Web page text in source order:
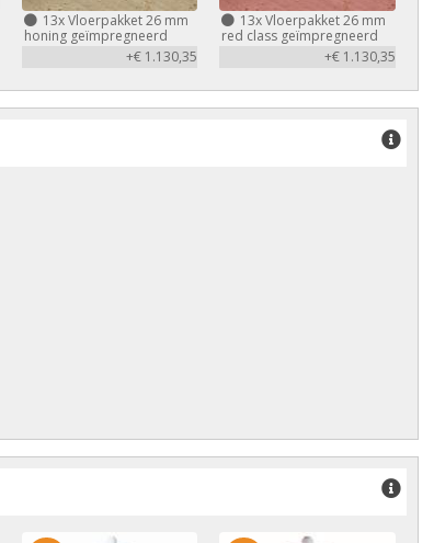
13xVloerpakket 26 mm
honing geïmpregneerd
+€ 1.130,35
13xVloerpakket 26 mm
red class geïmpregneerd
+€ 1.130,35